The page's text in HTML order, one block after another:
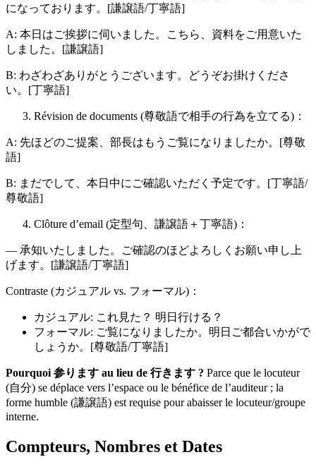
になっております。[謙譲語/丁寧語]
A: 本日はご挨拶に伺いました。こちら、資料をご用意いた
しました。[謙譲語]
B: わざわざありがとうございます。どうぞお掛けくださ
い。[丁寧語]
Révision de documents (尊敬語で相手の行為を立てる)：
A: 先ほどのご提案、部長はもうご覧になりましたか。[尊敬
語]
B: まだでして、本日中にご確認いただく予定です。[丁寧語/
尊敬語]
Clôture d’email (定型句、謙譲語＋丁寧語)：
— 承知いたしました。ご確認のほどよろしくお願い申し上
げます。[謙譲語/丁寧語]
Contraste (カジュアル vs. フォーマル)：
カジュアル: これ見た？ 明日行ける？
フォーマル: ご覧になりましたか。明日ご都合いかがで
しょうか。[尊敬語/丁寧語]
Pourquoi 参ります au lieu de 行きます ? Parce que le locuteur
(自分) se déplace vers l’espace ou le bénéfice de l’auditeur ; la
forme humble (謙譲語) est requise pour abaisser le locuteur/groupe
interne.
Compteurs, Nombres et Dates